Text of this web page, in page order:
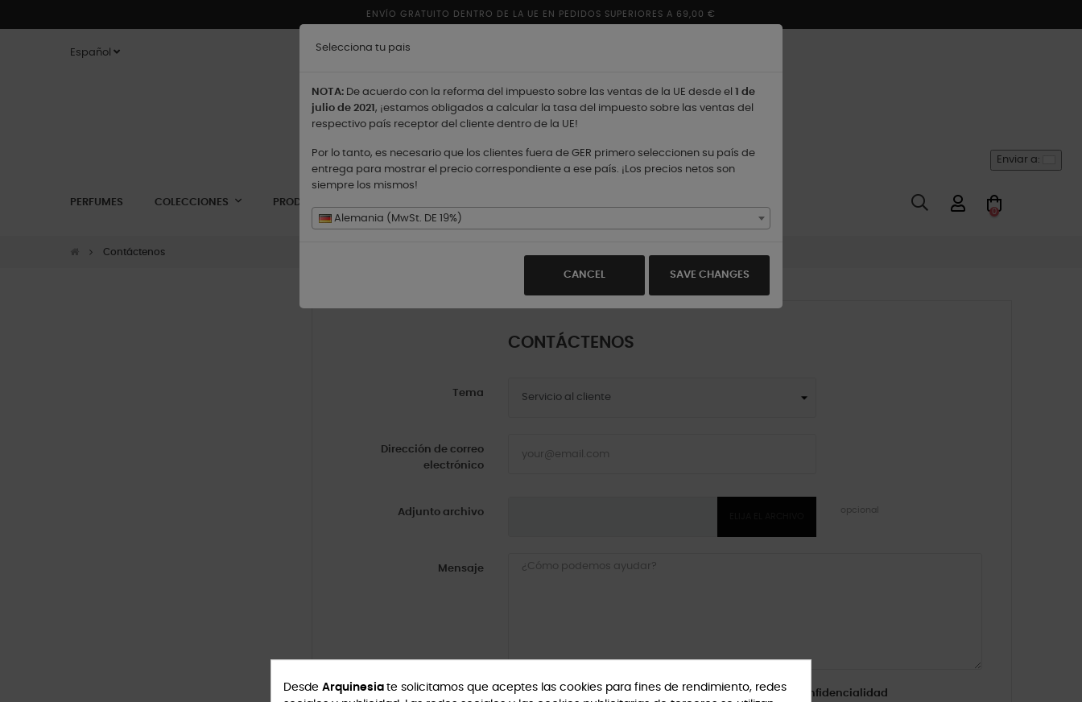
Selecciona tu pais
NOTA: De acuerdo con la reforma del impuesto sobre las ventas de la UE desde el 1 de
julio de 2021 , ¡estamos obligados a calcular la tasa del impuesto sobre las ventas del
respectivo país receptor del cliente dentro de la UE!
Por lo tanto, es necesario que los clientes fuera de GER primero seleccionen su país de
entrega para mostrar el precio correspondiente a ese país. ¡Los precios netos son
siempre los mismos!
Alemania (MwSt. DE 19%)
CANCEL SAVE CHANGES
ENVÍO GRATUITO DENTRO DE LA UE EN PEDIDOS SUPERIORES A 69,00 €
Español
Enviar a:
PERFUMES COLECCIONES PRODUCTOS
0
Contáctenos
CONTÁCTENOS
Tema
Dirección de correo
electrónico
Adjunto archivo opcional
Mensaje
Acepto lascondiciones generales y la política de confidencialidad
Desde Arquinesia te solicitamos que aceptes las cookies para fines de rendimiento, redes